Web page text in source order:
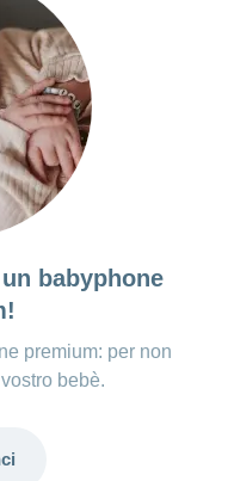
babyphone
premium: per non
bebè.